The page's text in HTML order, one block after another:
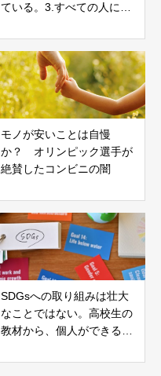
ている。3.すべての人に健
モノが安いことは自慢
か？ オリンピック選手が
絶賛したコンビニの闇
SDGsへの取り組みは壮大
なことではない。高校生の
教材から、個人ができるこ